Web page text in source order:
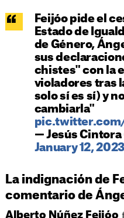
Feijóo pide el
Estado de
de Género,
sus
chistes" con la
violadores tras
solo sí es sí) y
cambiarla"
pic.twitter.com/
— Jesús Cintora
January 12, 2023
La indignación de
comentario de
Alberto Núñez Feijóo